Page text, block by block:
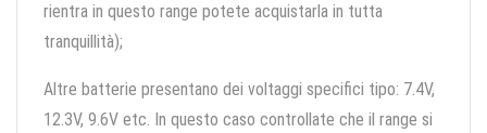
rientra in questo range potete acquistarla in tutta
tranquillità);
Altre batterie presentano dei voltaggi specifici tipo: 7.4V,
12.3V, 9.6V etc. In questo caso controllate che il range si